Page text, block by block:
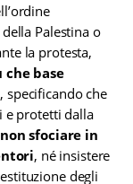
Palestina o
la protesta,
che base
, specificando che
e protetti dalla
non sfociare in
, né insistere
degli